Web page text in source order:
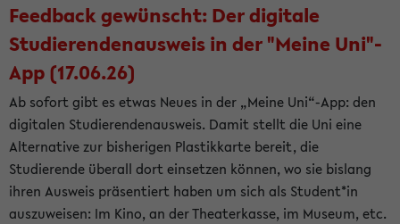
Feedback gewünscht: Der digitale
Studierendenausweis in der "Meine Uni"-
App (17.06.26)
Ab sofort gibt es etwas Neues in der „Meine Uni“-App: den
digitalen Studierendenausweis. Damit stellt die Uni eine
Alternative zur bisherigen Plastikkarte bereit, die
Studierende überall dort einsetzen können, wo sie bislang
ihren Ausweis präsentiert haben um sich als Student*in
auszuweisen: Im Kino, an der Theaterkasse, im Museum, etc.